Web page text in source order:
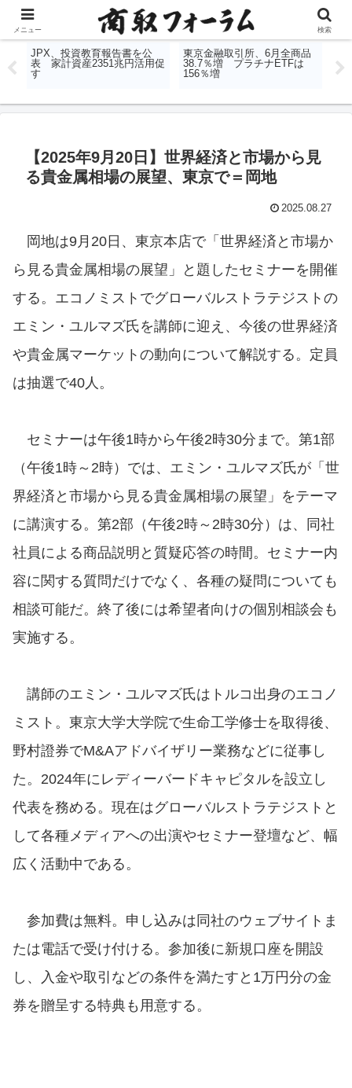
コンテンツへスキップ
JPX、投資教育報告書を公
表 家計資産2351兆円活用促
す
東京金融取引所、6月全商品
38.7％増 プラチナETFは
156％増
国
【2025年9月20日】世界経済と市場から見
る貴金属相場の展望、東京で＝岡地
2025.08.27
岡地は9月20日、東京本店で「世界経済と市場か
ら見る貴金属相場の展望」と題したセミナーを開催
する。エコノミストでグローバルストラテジストの
エミン・ユルマズ氏を講師に迎え、今後の世界経済
や貴金属マーケットの動向について解説する。定員
は抽選で40人。
セミナーは午後1時から午後2時30分まで。第1部
（午後1時～2時）では、エミン・ユルマズ氏が「世
界経済と市場から見る貴金属相場の展望」をテーマ
に講演する。第2部（午後2時～2時30分）は、同社
社員による商品説明と質疑応答の時間。セミナー内
容に関する質問だけでなく、各種の疑問についても
相談可能だ。終了後には希望者向けの個別相談会も
実施する。
講師のエミン・ユルマズ氏はトルコ出身のエコノ
ミスト。東京大学大学院で生命工学修士を取得後、
野村證券でM&Aアドバイザリー業務などに従事し
た。2024年にレディーバードキャピタルを設立し
代表を務める。現在はグローバルストラテジストと
して各種メディアへの出演やセミナー登壇など、幅
広く活動中である。
参加費は無料。申し込みは同社のウェブサイトま
たは電話で受け付ける。参加後に新規口座を開設
し、入金や取引などの条件を満たすと1万円分の金
券を贈呈する特典も用意する。
メニュー 検索